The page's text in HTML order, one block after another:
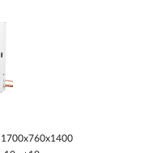
1700х760х1400